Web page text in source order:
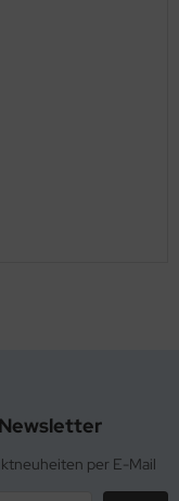
per E-Mail